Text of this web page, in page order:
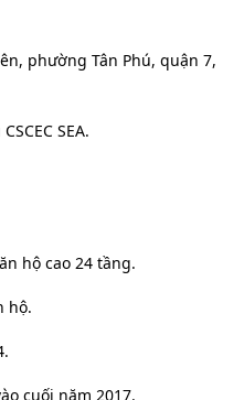
phường Tân Phú, quận 7,
SEA.
hộ cao 24 tầng.
hộ.
cuối năm 2017.